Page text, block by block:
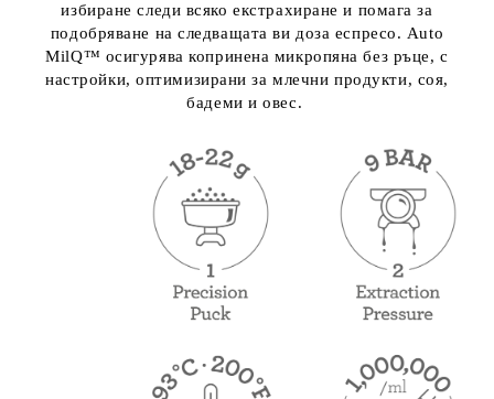
избиране следи всяко екстрахиране и помага за
подобряване на следващата ви доза еспресо. Auto
MilQ™ осигурява копринена микропяна без ръце, с
настройки, оптимизирани за млечни продукти, соя,
бадеми и овес.